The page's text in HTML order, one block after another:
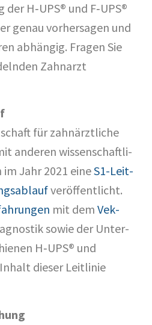
H‑UPS® und F‑UPS®
genau vor­her­sa­gen und
abhän­gig. Fra­gen Sie
Zahn­arzt
für zahn­ärzt­li­che
ande­ren wis­sen­schaft­li­
Jahr 2021 eineS1-Leit­
ver­öf­fent­licht.
mit dem Vek­
sowie der Unter­
H‑UPS® und
die­ser Leit­li­nie